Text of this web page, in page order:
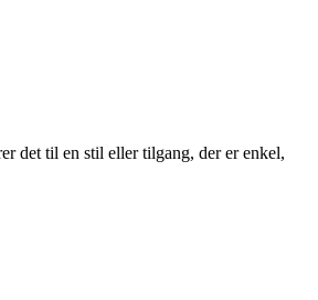
det til en stil eller tilgang, der er enkel,